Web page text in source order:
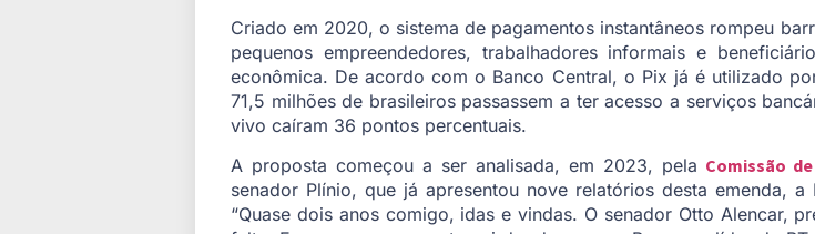
Criado em 2020, o sistema de pagamentos instantâneos rompeu
pequenos empreendedores, trabalhadores informais e
econômica. De acordo com o Banco Central, o Pix já é utilizado
71,5 milhões de brasileiros passassem a ter acesso a serviços
vivo caíram 36 pontos percentuais.
A proposta começou a ser analisada, em 2023, pela Comissão
senador Plínio, que já apresentou nove relatórios desta emenda,
“Quase dois anos comigo, idas e vindas. O senador Otto Alencar,